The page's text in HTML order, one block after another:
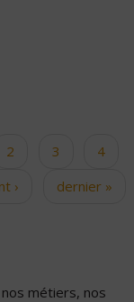
2 3
4
› dernier »
métiers, nos